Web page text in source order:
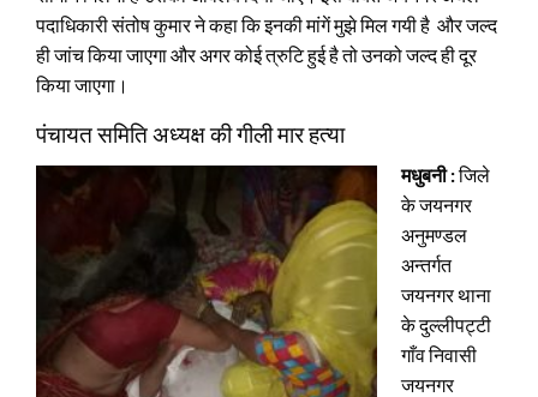
पदाधिकारी संतोष कुमार ने कहा कि इनकी मांगें मुझे मिल गयी है और जल्द
ही जांच किया जाएगा और अगर कोई त्रुटि हुई है तो उनको जल्द ही दूर
किया जाएगा।
पंचायत समिति अध्यक्ष की गीली मार हत्या
मधुबनी :जिले
के जयनगर
अनुमण्डल
अन्तर्गत
जयनगर थाना
के दुल्लीपट्टी
गाँव निवासी
जयनगर